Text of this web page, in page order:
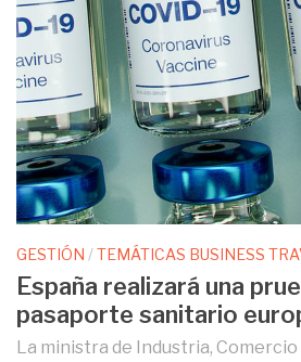
GESTIÓN /TEMÁTICAS BUSINESS
España realizará una
pasaporte sanitario
La ministra de Industria, Comercio